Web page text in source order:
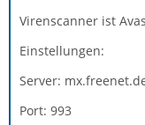
Virenscanner ist
Einstellungen:
Server:
Port: 993